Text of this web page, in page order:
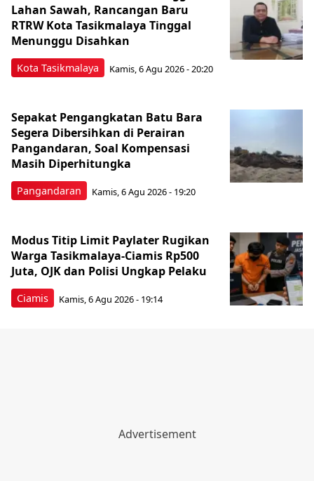
Kota Tasikmalaya
Lahan Sawah, Rancangan Baru
RTRW Kota Tasikmalaya Tinggal
Menunggu Disahkan
Kamis, 6 Agu 2026 - 20:20
Pangandaran
Sepakat Pengangkatan Batu Bara
Segera Dibersihkan di Perairan
Pangandaran, Soal Kompensasi
Masih Diperhitungka
Kamis, 6 Agu 2026 - 19:20
Ciamis
Modus Titip Limit Paylater Rugikan
Warga Tasikmalaya-Ciamis Rp500
Juta, OJK dan Polisi Ungkap Pelaku
Kamis, 6 Agu 2026 - 19:14